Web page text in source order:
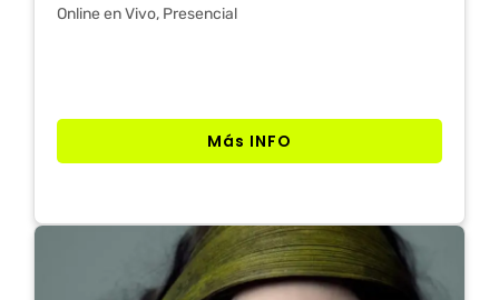
Online en Vivo, Presencial
Más INFO